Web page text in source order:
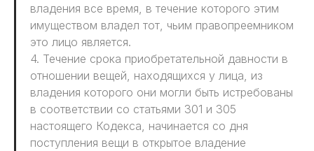
владения все время, в течение которого этим
имуществом владел тот, чьим правопреемником
это лицо является.
4. Течение срока приобретательной давности в
отношении вещей, находящихся у лица, из
владения которого они могли быть истребованы
в соответствии со статьями 301 и 305
настоящего Кодекса, начинается со дня
поступления вещи в открытое владение